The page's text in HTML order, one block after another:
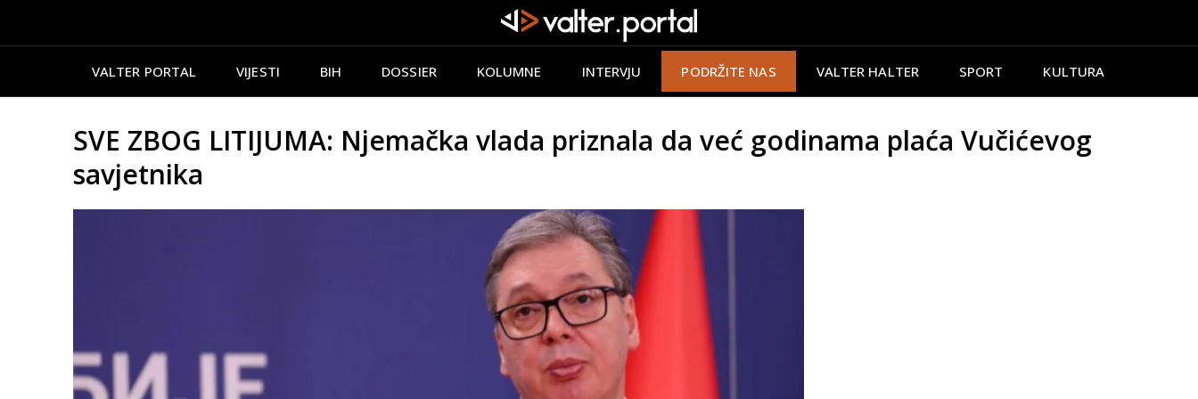
VALTER PORTAL VIJESTI BIH DOSSIER KOLUMNE INTERVJU PODRŽITE NAS VALTER HALTER SPORT KULTURA
SVE ZBOG LITIJUMA: Njemačka vlada priznala da već godinama plaća Vučićevog
savjetnika